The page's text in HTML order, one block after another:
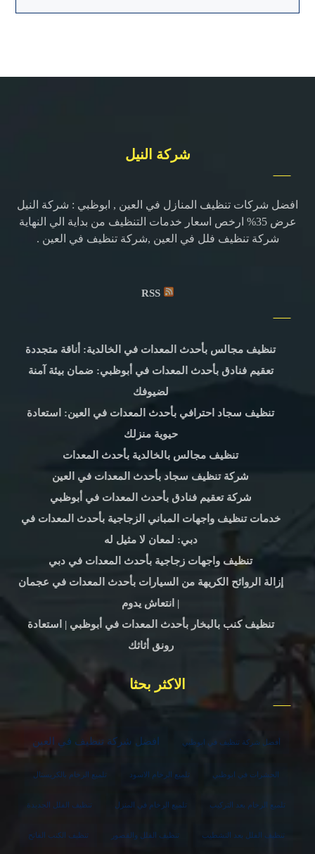
شركة النيل
افضل شركات تنظيف المنازل في العين , ابوظبي : شركة النيل
عرض 35% ارخص اسعار خدمات التنظيف من بداية الي النهاية
شركة تنظيف فلل في العين ,شركة تنظيف في العين .
RSS
تنظيف مجالس بأحدث المعدات في الخالدية: أناقة متجددة
تعقيم فنادق بأحدث المعدات في أبوظبي: ضمان بيئة آمنة
لضيوفك
تنظيف سجاد احترافي بأحدث المعدات في العين: استعادة
حيوية منزلك
تنظيف مجالس بالخالدية بأحدث المعدات
شركة تنظيف سجاد بأحدث المعدات في العين
شركة تعقيم فنادق بأحدث المعدات في أبوظبي
خدمات تنظيف واجهات المباني الزجاجية بأحدث المعدات في
دبي: لمعان لا مثيل له
تنظيف واجهات زجاجية بأحدث المعدات في دبي
إزالة الروائح الكريهة من السيارات بأحدث المعدات في عجمان
| انتعاش يدوم
تنظيف كنب بالبخار بأحدث المعدات في أبوظبي | استعادة
رونق أثاثك
الاكثر بحثا
أفضل شركة تنظيف في ابوظبي افضل شركة تنظيف في العين
الحشرات في ابوظبي تلميع الرخام الاسود تلميع الرخام بالكريستال
تلميع الرخام بعد التركيب تلميع الرخام في المنزل تنظيف الفلل الجديدة
تنظيف الفلل بعد التشطيب تنظيف الفلل والقصور تنظيف الكنب الفاتح